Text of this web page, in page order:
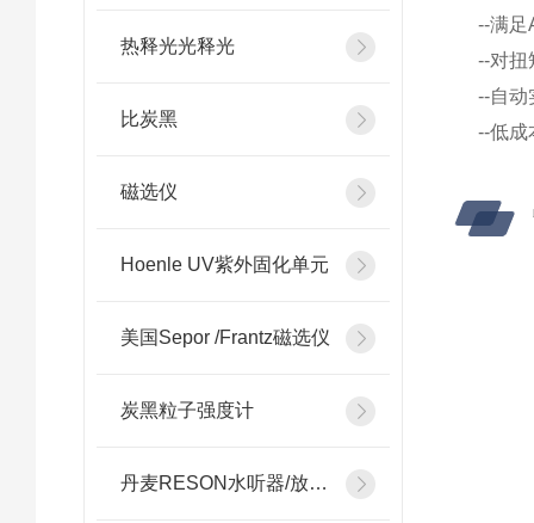
热释光光释光
比炭黑
磁选仪
Hoenle UV紫外固化单元
美国Sepor /Frantz磁选仪
炭黑粒子强度计
丹麦RESON水听器/放大器
--满足
--对扭
--自动
--低成